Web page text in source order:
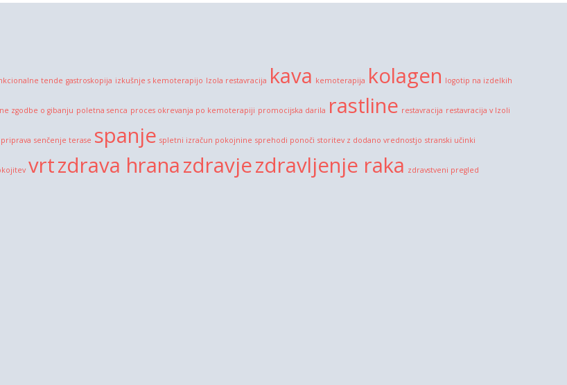
tende gastroskopija izkušnje s kemoterapijo Izola restavracija kava kemoterapija kolagen logotip na izdelkih
zgodbe o gibanju poletna senca proces okrevanja po kemoterapiji promocijska darila rastline restavracija restavracija v Izoli
senčenje terase spanje spletni izračun pokojnine sprehodi ponoči storitev z dodano vrednostjo stranski učinki
vrtzdrava hranazdravjezdravljenje raka zdravstveni pregled